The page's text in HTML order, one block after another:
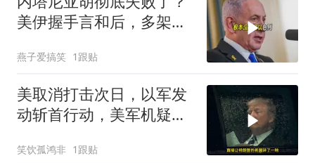
美伊握手言和后，多架美
燕子爱搞笑 1跟贴
美取消打击次日，以军发
动斩首行动，美军机疑被
笑饮孤鸿非 1跟贴